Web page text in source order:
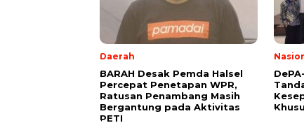
Daerah
BARAH Desak Pemda Halsel
Percepat Penetapan WPR,
Ratusan Penambang Masih
Bergantung pada Aktivitas
PETI